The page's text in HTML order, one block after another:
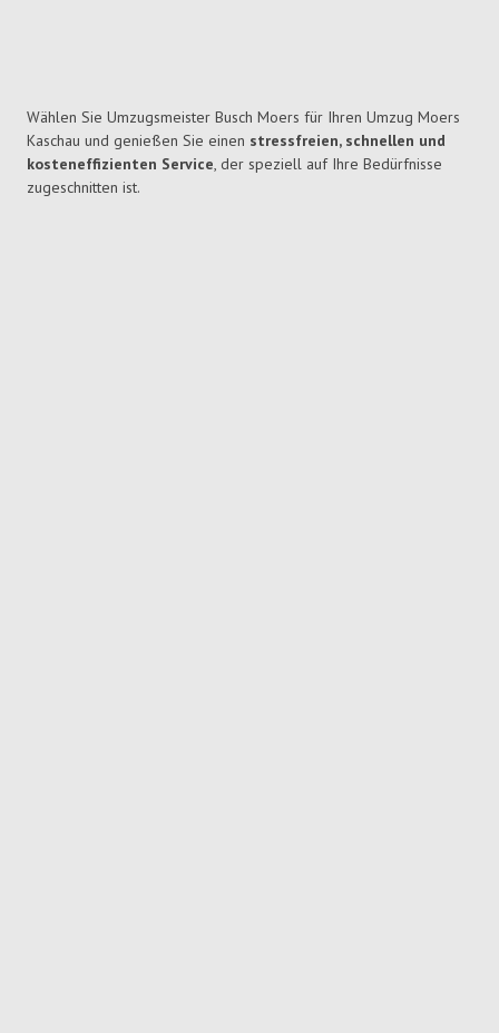
Wählen Sie Umzugsmeister Busch Moers für Ihren Umzug Moers
Kaschau und genießen Sie einen stressfreien, schnellen und
kosteneffizienten Service, der speziell auf Ihre Bedürfnisse
zugeschnitten ist.